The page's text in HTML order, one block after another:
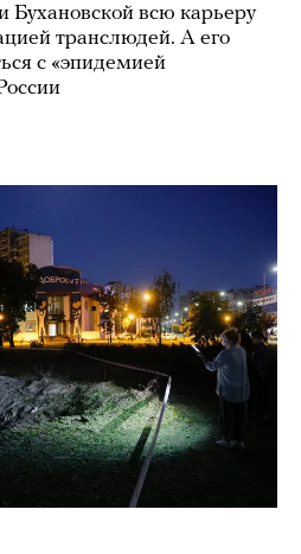
Бухановской всю карьеру
транслюдей. А его
с «эпидемией